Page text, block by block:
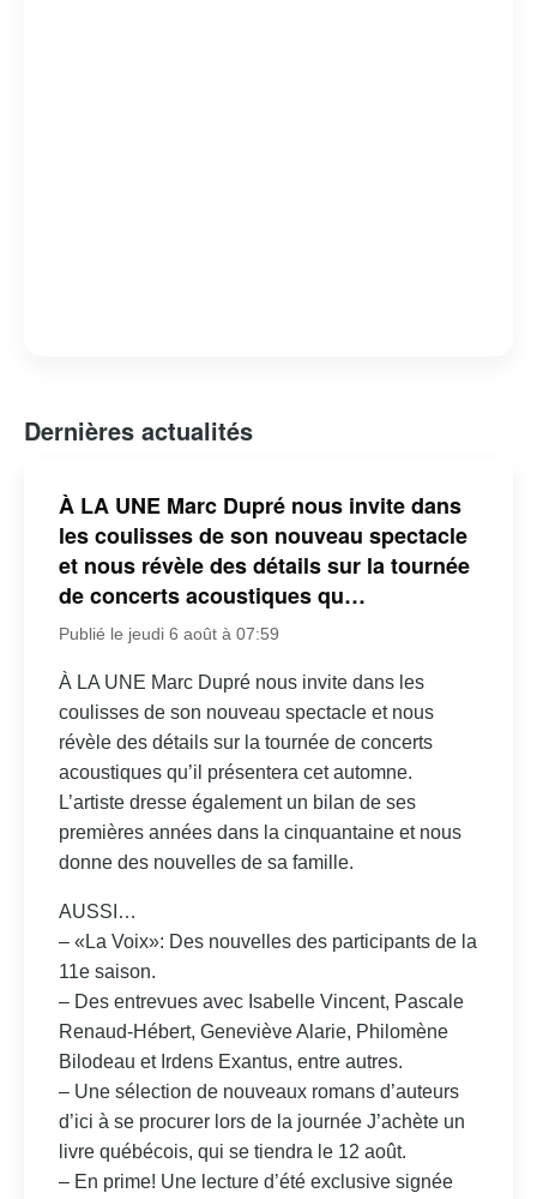
Dernières actualités
À LA UNE Marc Dupré nous invite dans
les coulisses de son nouveau spectacle
et nous révèle des détails sur la tournée
de concerts acoustiques qu…
Publié le jeudi 6 août à 07:59
À LA UNE Marc Dupré nous invite dans les
coulisses de son nouveau spectacle et nous
révèle des détails sur la tournée de concerts
acoustiques qu’il présentera cet automne.
L’artiste dresse également un bilan de ses
premières années dans la cinquantaine et nous
donne des nouvelles de sa famille.
AUSSI…
– «La Voix»: Des nouvelles des participants de la
11e saison.
– Des entrevues avec Isabelle Vincent, Pascale
Renaud-Hébert, Geneviève Alarie, Philomène
Bilodeau et Irdens Exantus, entre autres.
– Une sélection de nouveaux romans d’auteurs
d’ici à se procurer lors de la journée J’achète un
livre québécois, qui se tiendra le 12 août.
– En prime! Une lecture d’été exclusive signée